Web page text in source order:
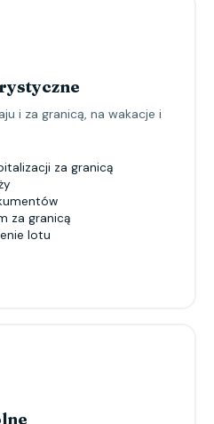
i za granicą, na wakacje i
za granicą
za granicą
lotu